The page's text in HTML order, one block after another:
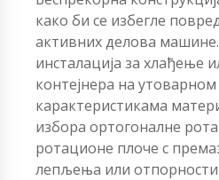
како би се избегле
активних делова
инсталација за хлађење
контејнера на утоварном
карактеристикама
избора ортогоналне
ротационе плоче с
лепљења или